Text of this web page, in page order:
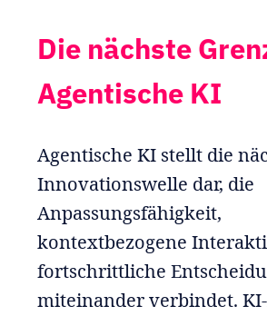
Die nächste
Agentische KI
Agentische KI stellt die
Innovationswelle dar, die
Anpassungsfähigkeit,
kontextbezogene
fortschrittliche
miteinander verbindet.